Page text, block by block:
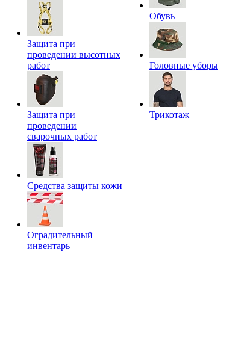
Защита при
проведении высотных
работ
Защита при
проведении
сварочных работ
Средства защиты кожи
Оградительный
инвентарь
Обувь
Головные уборы
Трикотаж